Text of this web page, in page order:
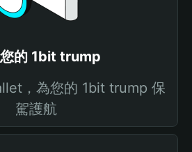
的 1bit trump
，為您的 1bit trump 保
駕護航